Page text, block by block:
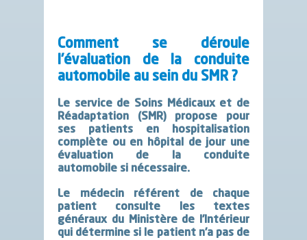
Comment se déroule
l’évaluation de la conduite
automobile au sein du SMR ?
Le service de Soins Médicaux et de
Réadaptation (SMR) propose pour
ses patients en hospitalisation
complète ou en hôpital de jour une
évaluation de la conduite
automobile si nécessaire.
Le médecin référent de chaque
patient consulte les textes
généraux du Ministère de l’Intérieur
qui détermine si le patient n’a pas de